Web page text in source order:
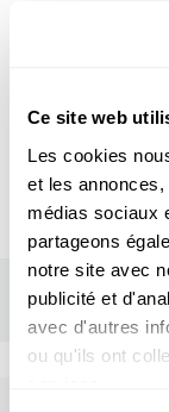
Ce site web
Les cookies
et les
médias sociaux
partageons
notre site avec
publicité et
avec d'autres
ou qu'ils ont
rue John Ernest